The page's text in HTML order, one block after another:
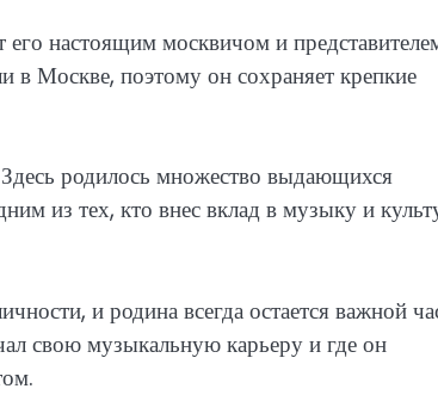
настоящим москвичом и
в Москве, поэтому он сохраняет крепкие
родилось множество выдающихся
из тех, кто внес вклад в музыку и
и родина всегда остается важной
свою музыкальную карьеру и где он